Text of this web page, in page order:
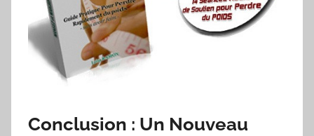
Conclusion : Un Nouveau